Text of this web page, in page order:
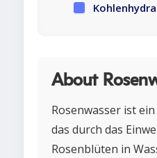
About
Rosenwasser ist
das durch das
Rosenblüten in